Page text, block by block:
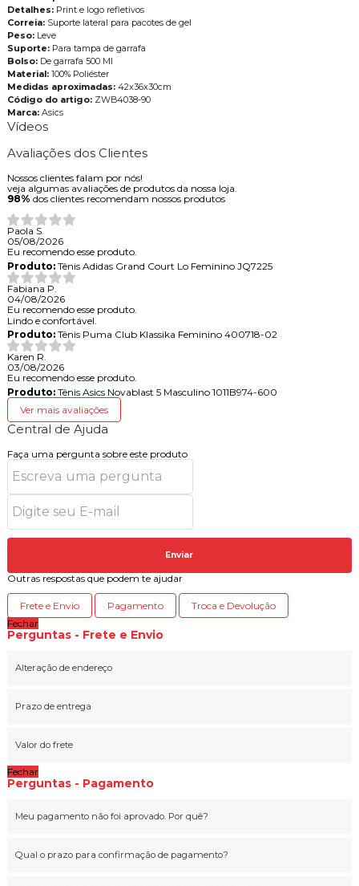
Detalhes: Print e logo refletivos
Correia: Suporte lateral para pacotes de gel
Peso: Leve
Suporte: Para tampa de garrafa
Bolso: De garrafa 500 Ml
Material: 100% Poliéster
Medidas aproximadas: 42x36x30cm
Código do artigo: ZWB4038-90
Marca: Asics
Vídeos
Avaliações dos Clientes
Nossos clientes falam por nós!
veja algumas avaliações de produtos da nossa loja.
98% dos clientes recomendam nossos produtos
Paola S.
05/08/2026
Eu recomendo esse produto.
Produto:Tênis Adidas Grand Court Lo Feminino JQ7225
Fabiana P.
04/08/2026
Eu recomendo esse produto.
Lindo e confortável.
Produto:Tênis Puma Club Klassika Feminino 400718-02
Karen R.
03/08/2026
Eu recomendo esse produto.
Produto:Tênis Asics Novablast 5 Masculino 1011B974-600
Ver mais avaliações
Central de Ajuda
Faça uma pergunta sobre este produto
Enviar
Outras respostas que podem te ajudar
Frete e Envio Pagamento
Troca e Devolução
Fechar
Perguntas - Frete e Envio
Alteração de endereço
Prazo de entrega
Valor do frete
Fechar
Perguntas - Pagamento
Meu pagamento não foi aprovado. Por quê?
Qual o prazo para confirmação de pagamento?